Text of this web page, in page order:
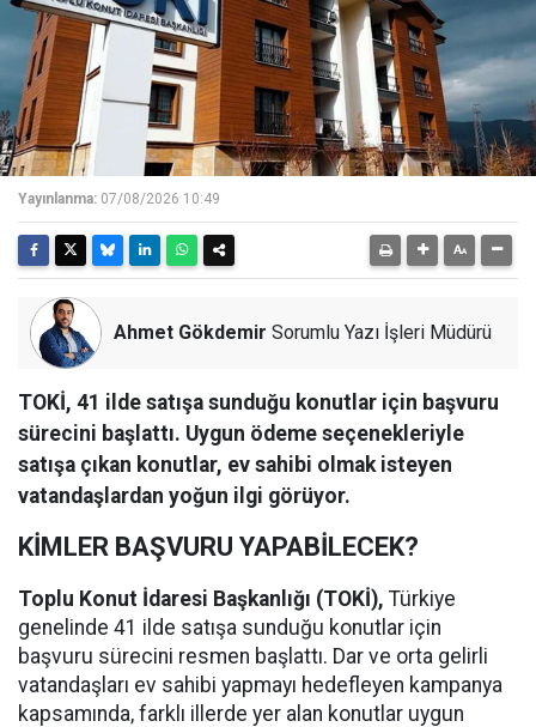
Yayınlanma: 07/08/2026 10:49
Ahmet Gökdemir Sorumlu Yazı İşleri Müdürü
TOKİ, 41 ilde satışa sunduğu konutlar için başvuru
sürecini başlattı. Uygun ödeme seçenekleriyle
satışa çıkan konutlar, ev sahibi olmak isteyen
vatandaşlardan yoğun ilgi görüyor.
KİMLER BAŞVURU YAPABİLECEK?
Toplu Konut İdaresi Başkanlığı (TOKİ), Türkiye
genelinde 41 ilde satışa sunduğu konutlar için
başvuru sürecini resmen başlattı. Dar ve orta gelirli
vatandaşları ev sahibi yapmayı hedefleyen kampanya
kapsamında, farklı illerde yer alan konutlar uygun